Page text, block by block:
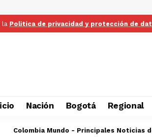
la Politica de privacidad y protección de
Nación Bogotá Regional
Colombia Mundo - Principales Noticias